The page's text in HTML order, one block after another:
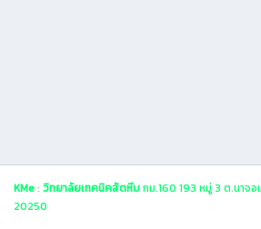
KMe: วิทยาลัยเทคนิคสัตหีบกม.160 193 หมู่ 3 ต.นาจ
20250